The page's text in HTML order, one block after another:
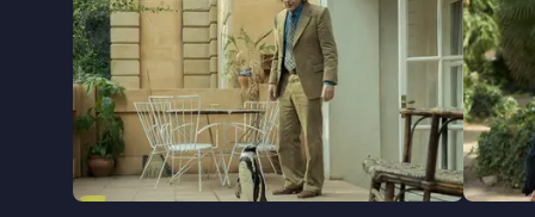
Steve Coogan (Philomena, Stan & Ollie, Around The
World in 80 Days).
"Een speelfilm waarin een maatschappelijk
relevante boodschap en het menselijk verdriet op
een intelligente en soms tragikomische wijze met
elkaar worden verbonden met als resultaat een
zeer ontroerende film" ★★★★Cinemagazine